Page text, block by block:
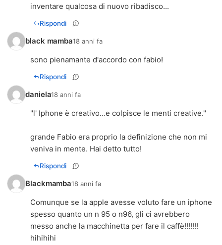
inventare qualcosa di nuovo ribadisco...
Rispondi
black mamba18 anni fa
sono pienamante d'accordo con fabio!
Rispondi
daniela18 anni fa
"l' Iphone è creativo…e colpisce le menti creative."
grande Fabio era proprio la definizione che non mi
veniva in mente. Hai detto tutto!
Rispondi
Blackmamba18 anni fa
Comunque se la apple avesse voluto fare un iphone
spesso quanto un n 95 o n96, gli ci avrebbero
messo anche la macchinetta per fare il caffè!!!!!!!
hihihihi